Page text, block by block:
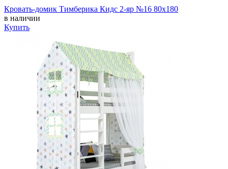
Кровать-домик Тимберика Кидс 2-яр №16 80х180
в наличии
Купить